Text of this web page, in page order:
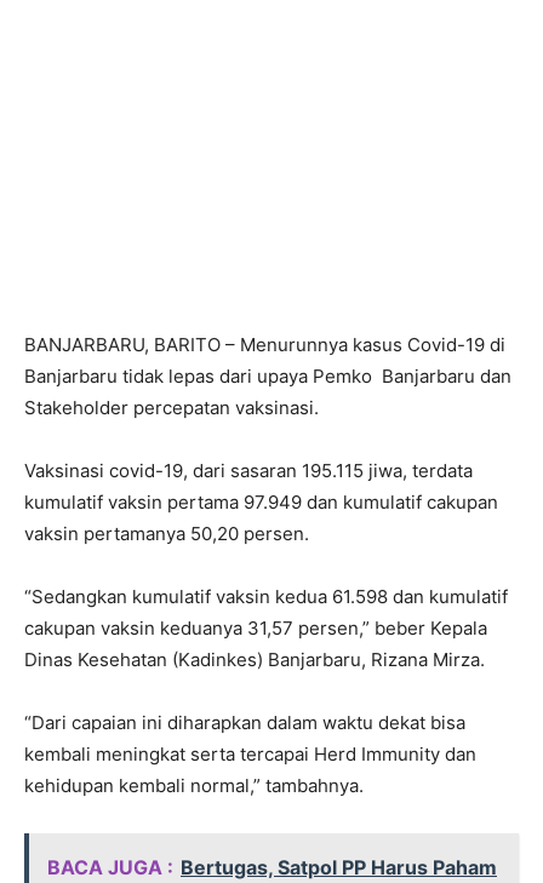
BANJARBARU, BARITO – Menurunnya kasus Covid-19 di
Banjarbaru tidak lepas dari upaya Pemko Banjarbaru dan
Stakeholder percepatan vaksinasi.
Vaksinasi covid-19, dari sasaran 195.115 jiwa, terdata
kumulatif vaksin pertama 97.949 dan kumulatif cakupan
vaksin pertamanya 50,20 persen.
“Sedangkan kumulatif vaksin kedua 61.598 dan kumulatif
cakupan vaksin keduanya 31,57 persen,” beber Kepala
Dinas Kesehatan (Kadinkes) Banjarbaru, Rizana Mirza.
“Dari capaian ini diharapkan dalam waktu dekat bisa
kembali meningkat serta tercapai Herd Immunity dan
kehidupan kembali normal,” tambahnya.
BACA JUGA : Bertugas, Satpol PP Harus Paham